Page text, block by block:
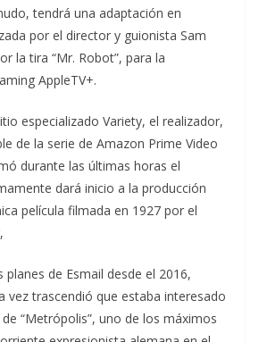
tendrá una adaptación en
por el director y guionista Sam
la tira “Mr. Robot”, para la
AppleTV+.
especializado Variety, el realizador,
de la serie de Amazon Prime Video
durante las últimas horas el
dará inicio a la producción
película filmada en 1927 por el
planes de Esmail desde el 2016,
vez trascendió que estaba interesado
“Metrópolis”, uno de los máximos